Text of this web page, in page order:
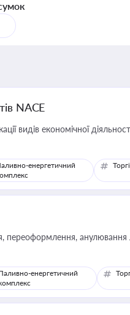
NACE
видів економічної
енергетичний
анулювання
енергетичний